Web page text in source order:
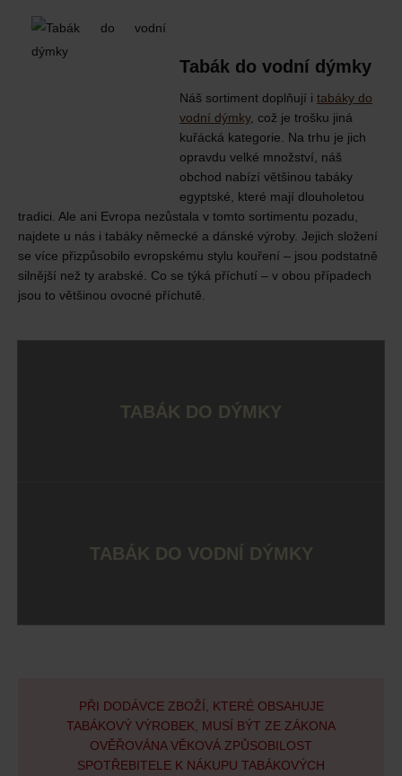
Tabák do vodní dýmky
Náš sortiment doplňují i tabáky do
vodní dýmky, což je trošku jiná
kuřácká kategorie. Na trhu je jich
opravdu velké množství, náš
obchod nabízí většinou tabáky
egyptské, které mají dlouholetou
tradici. Ale ani Evropa nezůstala v tomto sortimentu pozadu,
najdete u nás i tabáky německé a dánské výroby. Jejich složení
se více přizpůsobilo evropskému stylu kouření – jsou podstatně
silnější než ty arabské. Co se týká příchutí – v obou případech
jsou to většinou ovocné příchutě.
TABÁK DO DÝMKY
TABÁK DO VODNÍ DÝMKY
PŘI DODÁVCE ZBOŽÍ, KTERÉ OBSAHUJE
TABÁKOVÝ VÝROBEK, MUSÍ BÝT ZE ZÁKONA
OVĚŘOVÁNA VĚKOVÁ ZPŮSOBILOST
SPOTŘEBITELE K NÁKUPU TABÁKOVÝCH